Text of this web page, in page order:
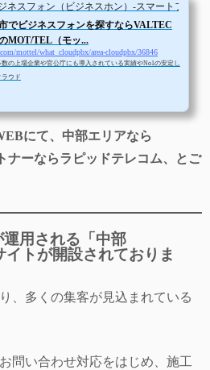
ネスフォン（ビジネスホン）-スマートフォン
でビジネスフォンを探すならVALTEC
MOT/TEL（モッ...
mottel/what_cloudpbx/area-cloudpbx/36846
の上場企業や官公庁にも導入されている実績やNo1の安定し
ウド
にて、中部エリアなら
ーならラピッドテレコム、とご
用される「中部
トが開設されておりま
、多くの集客が見込まれている
問い合わせ対応をはじめ、施工